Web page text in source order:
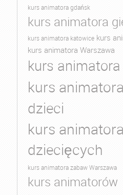
kurs animatora gdańsk
kurs animatora
kurs animatora katowice kurs
kurs animatora Warszawa
kurs
kurs
dzieci
kurs
dziecięcych
kurs animatora zabaw Warszawa
kurs animatorów